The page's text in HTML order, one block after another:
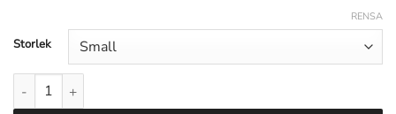
Storlek
RENSA
Morris Douglas Linen Shirt Classic Fit - Olive mängd